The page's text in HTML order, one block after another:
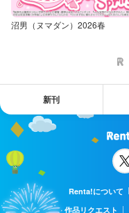
沼男（ヌマダン）2026春
新刊
Renta!について
作品リクエスト